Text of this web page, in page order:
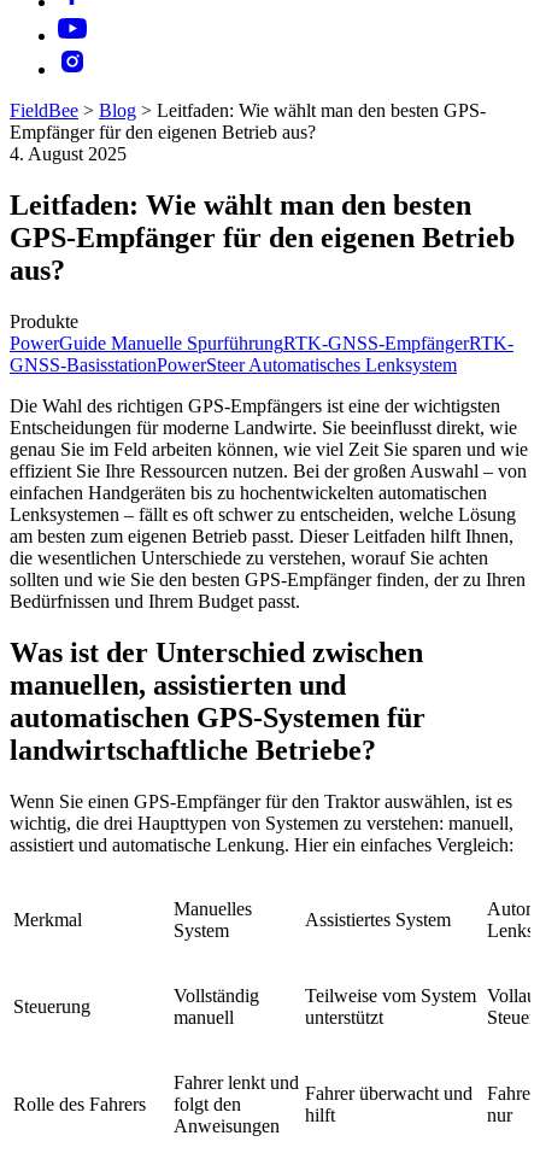
FieldBee > Blog > Leitfaden: Wie wählt man den besten GPS-
Empfänger für den eigenen Betrieb aus?
4. August 2025
Leitfaden: Wie wählt man den besten
GPS-Empfänger für den eigenen Betrieb
aus?
Produkte
PowerGuide Manuelle SpurführungRTK-GNSS-EmpfängerRTK-
GNSS-BasisstationPowerSteer Automatisches Lenksystem
Die Wahl des richtigen GPS-Empfängers ist eine der wichtigsten
Entscheidungen für moderne Landwirte. Sie beeinflusst direkt, wie
genau Sie im Feld arbeiten können, wie viel Zeit Sie sparen und wie
effizient Sie Ihre Ressourcen nutzen. Bei der großen Auswahl – von
einfachen Handgeräten bis zu hochentwickelten automatischen
Lenksystemen – fällt es oft schwer zu entscheiden, welche Lösung
am besten zum eigenen Betrieb passt. Dieser Leitfaden hilft Ihnen,
die wesentlichen Unterschiede zu verstehen, worauf Sie achten
sollten und wie Sie den besten GPS-Empfänger finden, der zu Ihren
Bedürfnissen und Ihrem Budget passt.
Was ist der Unterschied zwischen
manuellen, assistierten und
automatischen GPS-Systemen für
landwirtschaftliche Betriebe?
Wenn Sie einen GPS-Empfänger für den Traktor auswählen, ist es
wichtig, die drei Haupttypen von Systemen zu verstehen: manuell,
assistiert und automatische Lenkung. Hier ein einfaches Vergleich:
Merkmal
Manuelles
System
Assistiertes System
Steuerung
Vollständig
manuell
Teilweise vom System
unterstützt
Rolle des Fahrers
Fahrer lenkt und
folgt den
Anweisungen
Fahrer überwacht und
hilft
nur